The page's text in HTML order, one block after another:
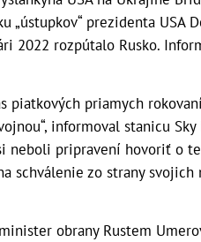
„ústupkov“ prezidenta USA
2022 rozpútalo Rusko.
piatkových priamych
informoval stanicu
neboli pripravení hovoriť o
schválenie zo strany svojich
obrany Rustem